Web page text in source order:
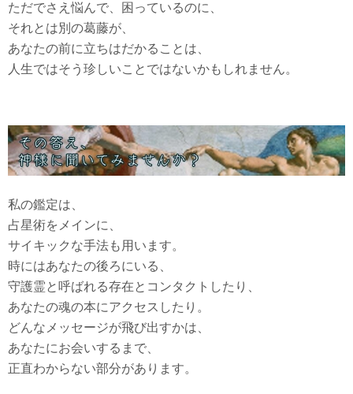
ただでさえ悩んで、困っているのに、
それとは別の葛藤が、
あなたの前に立ちはだかることは、
人生ではそう珍しいことではないかもしれません。
私の鑑定は、
占星術をメインに、
サイキックな手法も用います。
時にはあなたの後ろにいる、
守護霊と呼ばれる存在とコンタクトしたり、
あなたの魂の本にアクセスしたり。
どんなメッセージが飛び出すかは、
あなたにお会いするまで、
正直わからない部分があります。